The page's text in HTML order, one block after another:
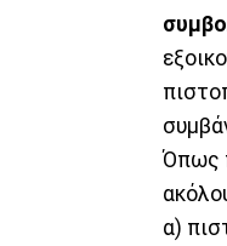
Όπως
α)